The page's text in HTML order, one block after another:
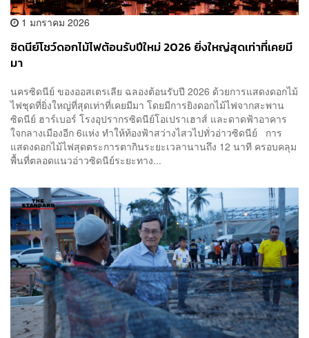
1 มกราคม 2026
ซิดนีย์โชว์ดอกไม้ไฟต้อนรับปีใหม่ 2026 ยิ่งใหญ่สุดเท่าที่เคยมี
มา
นครซิดนีย์ ของออสเตรเลีย ฉลองต้อนรับปี 2026 ด้วยการแสดงดอกไม้
ไฟชุดที่ยิ่งใหญ่ที่สุดเท่าที่เคยมีมา โดยมีการยิงดอกไม้ไฟจากสะพาน
ซิดนีย์ ฮาร์เบอร์ โรงอุปรากรซิดนีย์โอเปราเฮาส์ และดาดฟ้าอาคาร
ใจกลางเมืองอีก 6แห่ง ทำให้ท้องฟ้าสว่างไสวไปทั่วอ่าวซิดนีย์ การ
แสดงดอกไม้ไฟสุดตระการตากินระยะเวลานานถึง 12 นาที ครอบคลุม
พื้นที่ตลอดแนวอ่าวซิดนีย์ระยะทาง...